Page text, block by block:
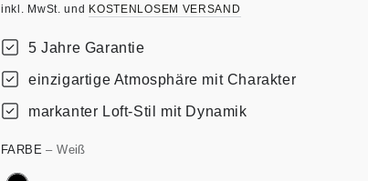
inkl. MwSt. und KOSTENLOSEM VERSAND
5 Jahre Garantie
einzigartige Atmosphäre mit Charakter
markanter Loft-Stil mit Dynamik
FARBE– Weiß